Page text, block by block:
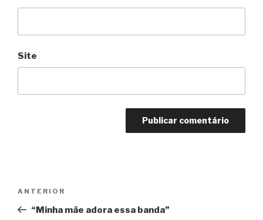
Site
Anterior
ANTERIOR
“Minha mãe adora essa banda”